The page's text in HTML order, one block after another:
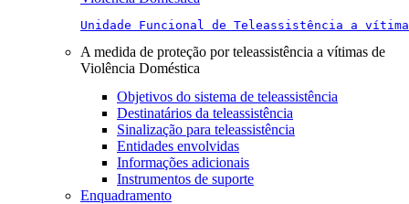
Unidade Funcional de Teleassistência a
A medida de proteção por teleassistência a vítimas de
Violência Doméstica
Objetivos do sistema de teleassistência
Destinatários da teleassistência
Sinalização para teleassistência
Entidades envolvidas
Informações adicionais
Instrumentos de suporte
Enquadramento